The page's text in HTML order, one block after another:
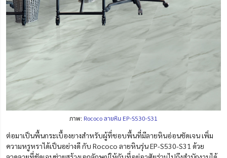
ภาพ: Rococo ลายหิน EP-S530-S31
ต่อมาเป็นพื้นกระเบื้องยางสำหรับผู้ที่ชอบพื้นที่มีลายหินอ่อนชัดเจน เพิ่ม
ความหรูหราได้เป็นอย่างดี กับ Rococo ลายหินรุ่น EP-S530-S31 ด้วย